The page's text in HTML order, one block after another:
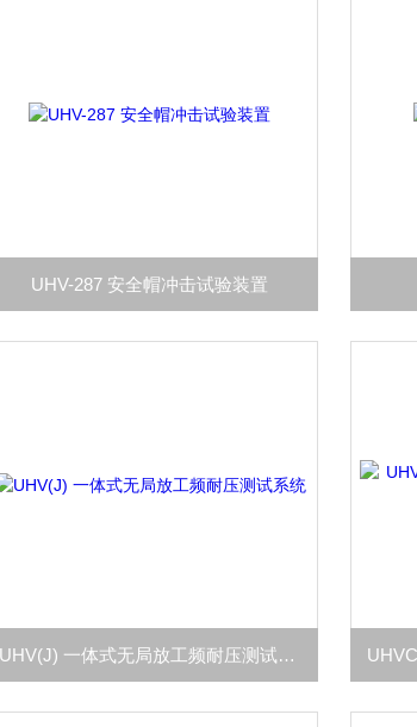
UHV-287 安全帽冲击试验装置
UHV(J) 一体式无局放工频耐压测试系统